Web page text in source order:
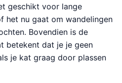
geschikt voor lange
het nu gaat om wandelingen
Bovendien is de
betekent dat je je geen
je kat graag door plassen